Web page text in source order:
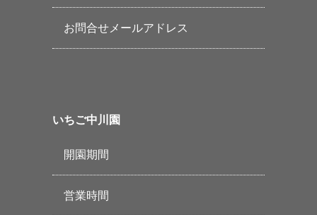
お問合せメールアドレス
いちご中川園
開園期間
営業時間